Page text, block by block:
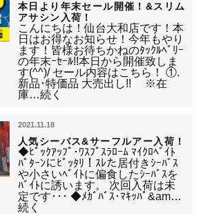
本日より年末セール開催！&スリム
アサシン入荷！
こんにちは！仙台大和店です！本
日はお得なお知らせ！今年もやり
ます！皆様お待ちかねのﾀｯｸﾙﾍﾞﾘｰ
の年末ｰｾｰﾙ!!本日から開催致しま
す(^^)/ セール内容はこちら！ ①.
新品･特価品 大売出し!! ※在
庫…続く
2021.11.18
人気シーバス&サーフルアー入荷！
◆ﾋﾟｯｸｱｯﾌﾟ･ﾜｽﾌﾟｽﾗﾛｰﾑ ﾏｲｸﾛﾍﾞｲﾄ
ﾊﾟﾀｰﾝにﾋﾟｯﾀﾘ！ｽﾚた居付きｼｰﾊﾞｽ
や小さいﾍﾞｲﾄに偏食したｼｰﾊﾞｽを
ﾊﾞｲﾄに誘います。 次回入荷は未
定です･･･ ◆ﾒｶﾞﾊﾞｽ･ﾏｷｯﾊﾟ&am…
続く